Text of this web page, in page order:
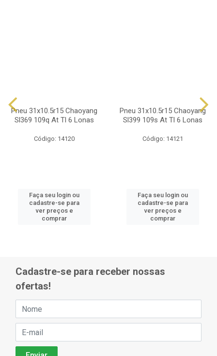
Pneu 31x10.5r15 Chaoyang
Sl369 109q At Tl 6 Lonas
Código: 14120
Faça seu login ou
cadastre-se para
ver preços e
comprar
Pneu 31x10.5r15 Chaoyang
Sl399 109s At Tl 6 Lonas
Código: 14121
Faça seu login ou
cadastre-se para
ver preços e
comprar
Cadastre-se para receber nossas
ofertas!